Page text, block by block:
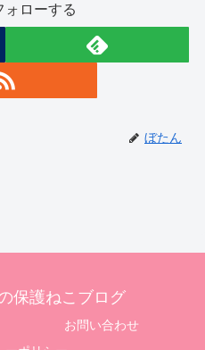
ォローする
ぼたん
保護ねこブログ
お問い合わせ